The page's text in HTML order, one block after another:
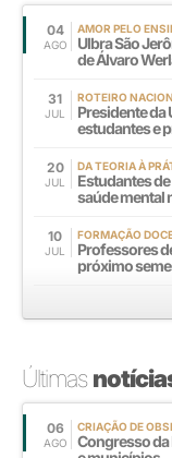
04
AGO
AMOR PELO
Ulbra São
de Álvaro
31
JUL
ROTEIRO
Presidente da
estudantes e
20
JUL
DA TEORIA À
Estudantes
saúde mental
10
JUL
FORMAÇÃO
Professores
próximo
Últimas
06
AGO
CRIAÇÃO DE
Congresso da